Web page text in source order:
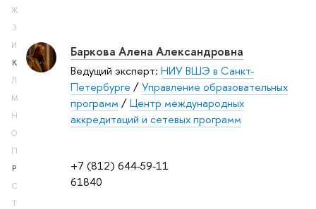
Ж
З
И
К
Л
М
Н
О
П
Р
С
Т
+7 (812) 644-59-11
61840
Баркова Алена Александровна
Ведущий эксперт: НИУ ВШЭ в Санкт-
Петербурге /Управление образовательных
программ /Центр международных
аккредитаций и сетевых программ